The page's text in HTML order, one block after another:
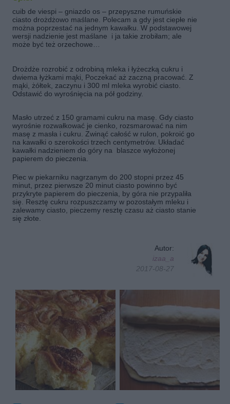
cuib de viespi – gniazdo os – przepyszne rumuńskie
ciasto drożdżowo maślane. Polecam a gdy jest ciepłe nie
można poprzestać na jednym kawałku. W podstawowej
wersji nadzienie jest maślane i ja takie zrobiłam; ale
może być też orzechowe…
Drożdże rozrobić z odrobiną mleka i łyżeczką cukru i
dwiema łyżkami mąki, Poczekać aż zaczną pracować. Z
mąki, żółtek, zaczynu i 300 ml mleka wyrobić ciasto.
Odstawić do wyrośnięcia na pół godziny.
Masło utrzeć z 150 gramami cukru na masę. Gdy ciasto
wyrośnie rozwałkować je cienko, rozsmarować na nim
masę z masła i cukru. Zwinąć całość w rulon, pokroić go
na kawałki o szerokości trzech centymetrów. Układać
kawałki nadzieniem do góry na blaszce wyłożonej
papierem do pieczenia.
Piec w piekarniku nagrzanym do 200 stopni przez 45
minut, przez pierwsze 20 minut ciasto powinno być
przykryte papierem do pieczenia, by góra nie przypaliła
się. Resztę cukru rozpuszczamy w pozostałym mleku i
zalewamy ciasto, pieczemy resztę czasu aż ciasto stanie
się złote.
Autor:
izaa_a
2017-08-27